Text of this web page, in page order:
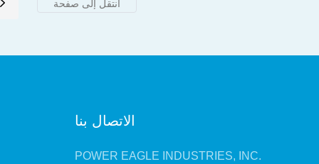
الاتصال بنا
POWER EAGLE INDUSTRIES, INC.